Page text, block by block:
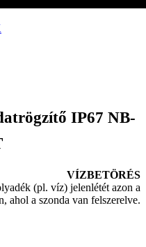
IP67 NB-
VÍZBETÖRÉS
(pl. víz) jelenlétét azon a
ahol a szonda van felszerelve.